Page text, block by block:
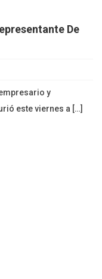
De
y
este viernes a […]